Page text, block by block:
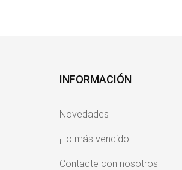
INFORMACIÓN
Novedades
¡Lo más vendido!
Contacte con nosotros